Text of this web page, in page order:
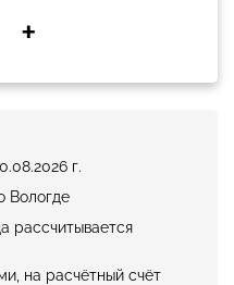
+
г.
Вологде
рассчитывается
на расчётный счёт